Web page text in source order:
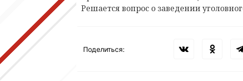
Решается вопрос о заведении
Поделиться: